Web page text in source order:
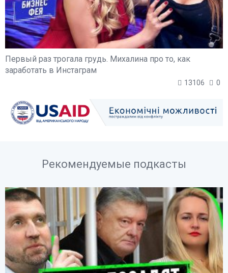
Первый раз трогала грудь. Михалина про то, как
заработать в Инстаграм
13106 0
Рекомендуемые подкасты